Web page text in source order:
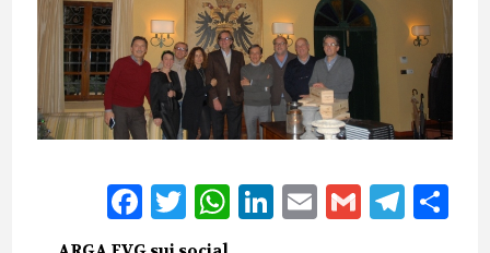
Facebook
Twitter
WhatsApp
LinkedIn
EmailGmail